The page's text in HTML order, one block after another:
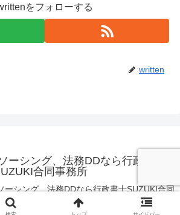
をフォローする
written
ーシング、法務DDなら行政書士
合同事務所
シング、法務DDなら行政書士SUZUKI合同